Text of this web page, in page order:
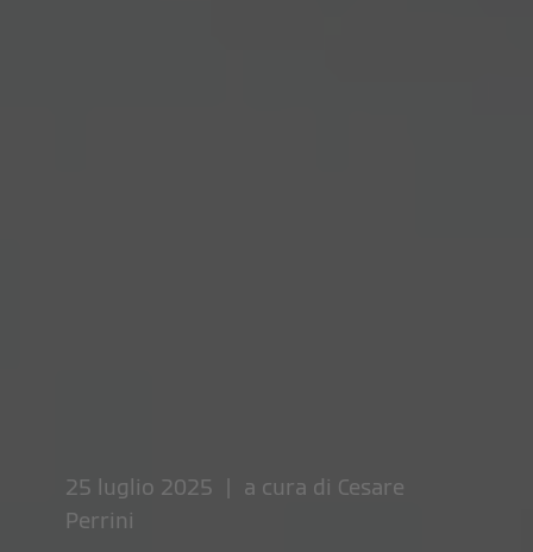
25 luglio 2025 | a cura di Cesare
Perrini